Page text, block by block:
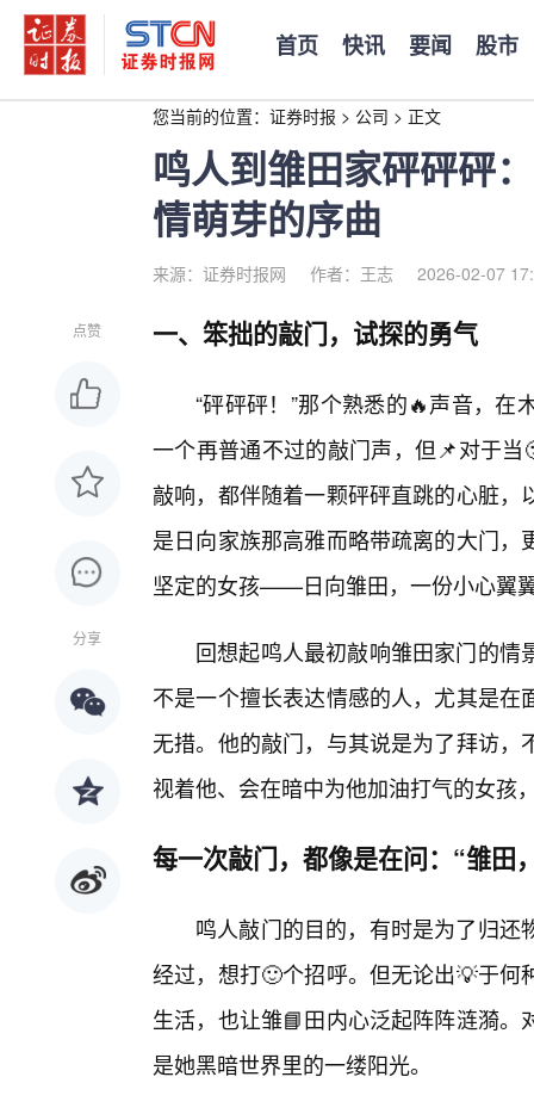
首页 快讯 要闻 股市
您当前的位置： 证券时报 > 公司 > 正文
鸣人到雏田家砰砰砰
情萌芽的序曲
来源：证券时报网 作者：王志 2026-02-07
点赞
分享
一、笨拙的敲门，试探的勇气
“砰砰砰！”那个熟悉的🔥声音，
一个再普通不过的敲门声，但📌对于
敲响，都伴随着一颗砰砰直跳的心脏
是日向家族那高雅而略带疏离的大门
坚定的女孩——日向雏田，一份小心翼
回想起鸣人最初敲响雏田家门的
不是一个擅长表达情感的人，尤其是
无措。他的敲门，与其说是为了拜访
视着他、会在暗中为他加油打气的女孩
每一次敲门，都像是在问：“雏
鸣人敲门的目的，有时是为了归
经过，想打🙂个招呼。但无论出💡于
生活，也让雏📘田内心泛起阵阵涟漪
是她黑暗世界里的一缕阳光。